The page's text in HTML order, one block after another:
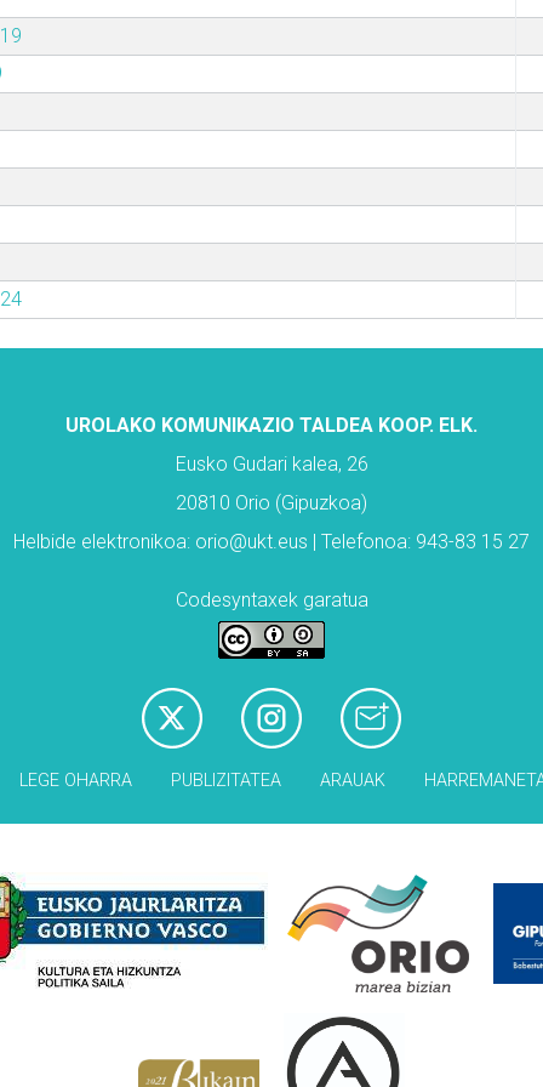
UROLAKO KOMUNIKAZIO TALDEA KOOP. ELK.
Eusko Gudari kalea, 26
20810 Orio (Gipuzkoa)
Helbide elektronikoa: orio@ukt.eus | Telefonoa: 943-83 15 27
Codesyntaxek garatua
LEGE OHARRA PUBLIZITATEA ARAUAK